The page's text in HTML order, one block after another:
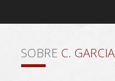
SOBRE C. GARCIA